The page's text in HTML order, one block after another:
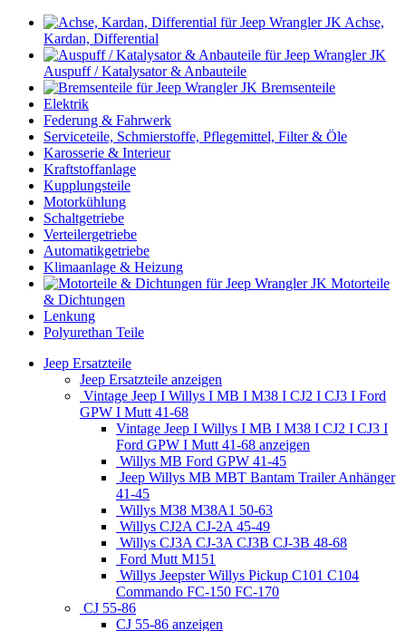
Achse,
Kardan, Differential
Auspuff / Katalysator & Anbauteile
Bremsenteile
Elektrik
Federung & Fahrwerk
Serviceteile, Schmierstoffe, Pflegemittel, Filter & Öle
Karosserie & Interieur
Kraftstoffanlage
Kupplungsteile
Motorkühlung
Schaltgetriebe
Verteilergetriebe
Automatikgetriebe
Klimaanlage & Heizung
Motorteile
& Dichtungen
Lenkung
Polyurethan Teile
Jeep Ersatzteile
Jeep Ersatzteile anzeigen
Vintage Jeep I Willys I MB I M38 I CJ2 I CJ3 I Ford
GPW I Mutt 41-68
Vintage Jeep I Willys I MB I M38 I CJ2 I CJ3 I
Ford GPW I Mutt 41-68 anzeigen
Willys MB Ford GPW 41-45
Jeep Willys MB MBT Bantam Trailer Anhänger
41-45
Willys M38 M38A1 50-63
Willys CJ2A CJ-2A 45-49
Willys CJ3A CJ-3A CJ3B CJ-3B 48-68
Ford Mutt M151
Willys Jeepster Willys Pickup C101 C104
Commando FC-150 FC-170
CJ 55-86
CJ 55-86 anzeigen